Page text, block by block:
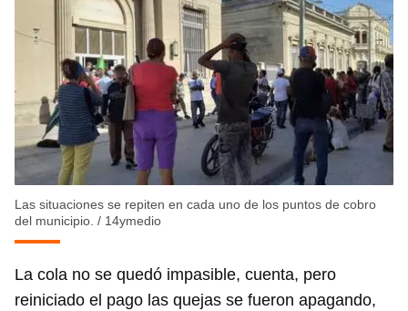
Las situaciones se repiten en cada uno de los puntos de cobro
del municipio. / 14ymedio
La cola no se quedó impasible, cuenta, pero
reiniciado el pago las quejas se fueron apagando,